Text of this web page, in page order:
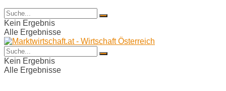
Kein Ergebnis
Alle Ergebnisse
Kein Ergebnis
Alle Ergebnisse